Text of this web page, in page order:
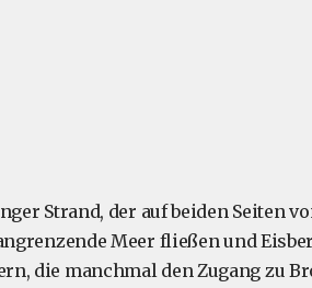
Strand, der auf beiden Seiten
Meer fließen und
die manchmal den Zugang zu